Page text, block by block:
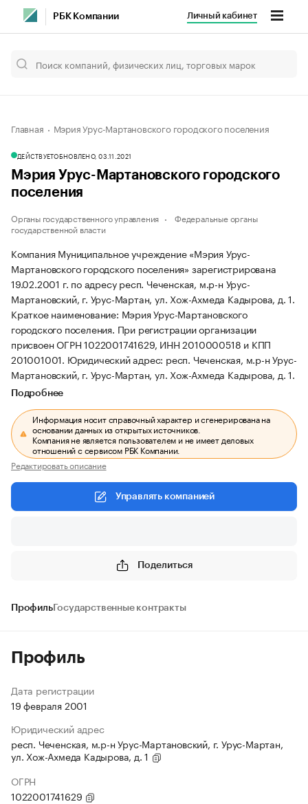
РБК Компании Личный кабинет
Главная Мэрия Урус-Мартановского городского поселения
ДЕЙСТВУЕТОБНОВЛЕНО, 03.11.2021
Мэрия Урус-Мартановского городского
поселения
Органы государственного управления
Федеральные органы
государственной власти
Компания Муниципальное учреждение «Мэрия Урус-
Мартановского городского поселения» зарегистрирована
19.02.2001 г. по адресу респ. Чеченская, м.р-н Урус-
Мартановский, г. Урус-Мартан, ул. Хож-Ахмеда Кадырова, д. 1.
Краткое наименование: Мэрия Урус-Мартановского
городского поселения. При регистрации организации
присвоен ОГРН 1022001741629, ИНН 2010000518 и КПП
201001001. Юридический адрес: респ. Чеченская, м.р-н Урус-
Мартановский, г. Урус-Мартан, ул. Хож-Ахмеда Кадырова, д. 1.
Подробнее
Информация носит справочный характер и сгенерирована на
основании данных из открытых источников.
Компания не является пользователем и не имеет деловых
отношений с сервисом РБК Компании.
Редактировать описание
Управлять компанией
Поделиться
ПрофильГосударственные контракты
Профиль
Дата регистрации
19 февраля 2001
Юридический адрес
респ. Чеченская, м.р-н Урус-Мартановский, г. Урус-Мартан,
ул. Хож-Ахмеда Кадырова, д. 1
ОГРН
1022001741629